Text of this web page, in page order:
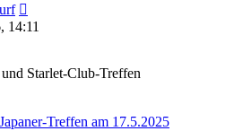
Beitrag
14:11
Starlet-Club-Treffen
Japaner-Treffen am 17.5.2025